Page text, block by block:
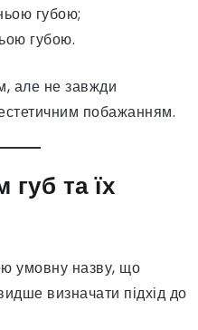
губою;
губою.
але не завжди
побажанням.
та їх
умовну назву, що
визначати підхід до